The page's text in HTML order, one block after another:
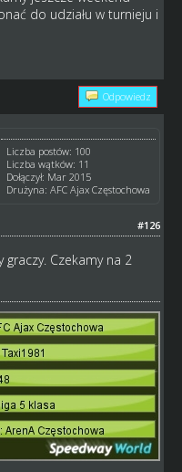
do udziału w turnieju i
Odpowiedz
Liczba postów: 100
Liczba wątków: 11
Dołączył: Mar 2015
Drużyna: AFC Ajax Częstochowa
#126
Czekamy na 2